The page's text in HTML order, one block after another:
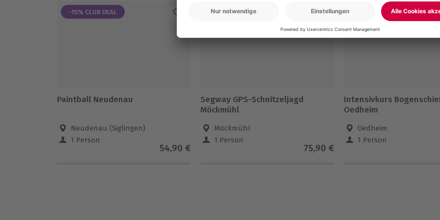
-15% CLUB DEAL
Paintball Neudenau
Neudenau (Siglingen)
1 Person
54,90 €
Segway GPS-Schnitzeljagd
Möckmühl
Möckmühl
1 Person
75,90 €
Intensivkurs
Oedheim
Oedheim
1 Person